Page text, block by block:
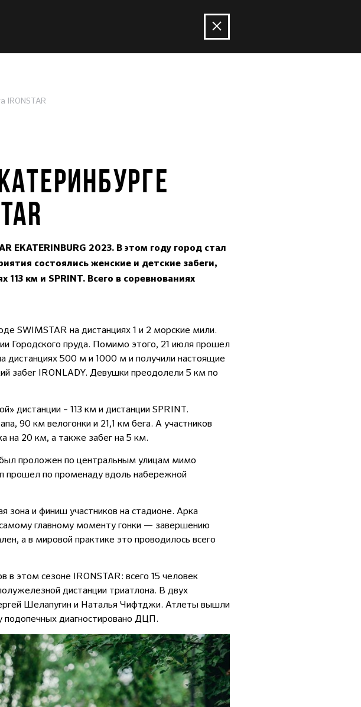
IRONSTAR
EKATERINBURG 2023. В этом году город стал
состоялись женские и детские забеги,
км и SPRINT. Всего в соревнованиях
SWIMSTAR на дистанциях 1 и 2 морские мили.
Городского пруда. Помимо этого, 21 июля прошел
дистанциях 500 м и 1000 м и получили настоящие
забег IRONLADY. Девушки преодолели 5 км по
дистанции – 113 км и дистанции SPRINT.
90 км велогонки и 21,1 км бега. А участников
на 20 км, а также забег на 5 км.
был проложен по центральным улицам мимо
прошел по променаду вдоль набережной
зона и финиш участников на стадионе. Арка
главному моменту гонки — завершению
а в мировой практике это проводилось всего
в этом сезоне IRONSTAR: всего 15 человек
дистанции триатлона. В двух
Шелапугин и Наталья Чифтджи. Атлеты вышли
диагностировано ДЦП.